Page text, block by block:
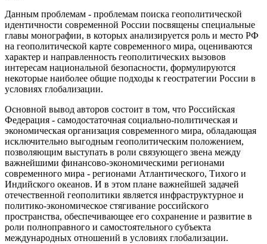
Данным проблемам - проблемам поиска геополитической
идентичности современной России посвящены специальные
главы монографии, в которых анализируется роль и место РФ
на геополитической карте современного мира, оцениваются
характер и направленность геополитических вызовов
интересам национальной безопасности, формулируются
некоторые наиболее общие подходы к геостратегии России в
условиях глобализации.
Основной вывод авторов состоит в том, что Российская
Федерация - самодостаточная социально-политическая и
экономическая организация современного мира, обладающая
исключительно выгодным геополитическим положением,
позволяющим выступать в роли связующего звена между
важнейшими финансово-экономическими регионами
современного мира - регионами Атлантического, Тихого и
Индийского океанов. И в этом плане важнейшей задачей
отечественной геополитики является инфраструктурное и
политико-экономическое стягивание российского
пространства, обеспечивающее его сохранение и развитие в
роли полноправного и самостоятельного субъекта
международных отношений в условиях глобализации.